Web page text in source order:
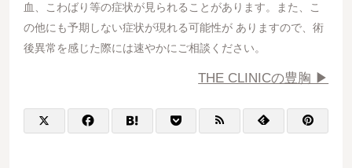
血、こわばり等の症状が見られることがあります。また、こ
の他にも予期しない症状が現れる可能性が ありますので、術
後異常を感じた際には速やかにご相談ください。
THE CLINICの豊胸 ▶︎